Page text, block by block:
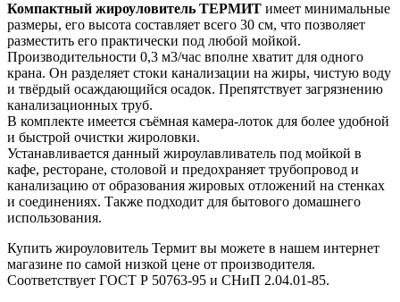
Компактный жироуловитель ТЕРМИТ имеет минимальные
размеры, его высота составляет всего 30 см, что позволяет
разместить его практически под любой мойкой.
Производительности 0,3 м3/час вполне хватит для одного
крана. Он разделяет стоки канализации на жиры, чистую воду
и твёрдый осаждающийся осадок. Препятствует загрязнению
канализационных труб.
В комплекте имеется съёмная камера-лоток для более удобной
и быстрой очистки жироловки.
Устанавливается данный жироулавливатель под мойкой в
кафе, ресторане, столовой и предохраняет трубопровод и
канализацию от образования жировых отложений на стенках
и соединениях. Также подходит для бытового домашнего
использования.
Купить жироуловитель Термит вы можете в нашем интернет
магазине по самой низкой цене от производителя.
Cоответствует ГОСТ Р 50763-95 и СНиП 2.04.01-85.